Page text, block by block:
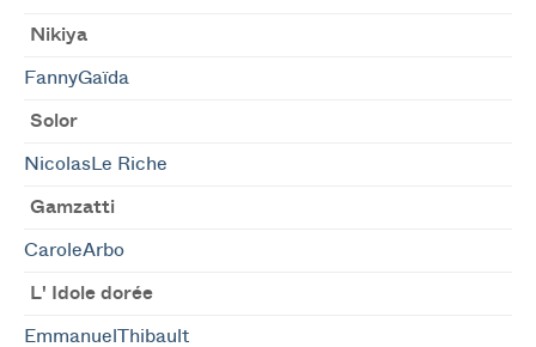
Nikiya
FannyGaïda
Solor
NicolasLe Riche
Gamzatti
CaroleArbo
L' Idole dorée
EmmanuelThibault